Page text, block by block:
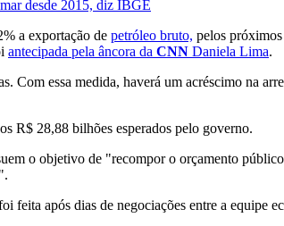
desde 2015, diz IBGE
a exportação de petróleo bruto, pelos
antecipada pela âncora da CNN Daniela Lima.
Com essa medida, haverá um acréscimo na
R$ 28,88 bilhões esperados pelo governo.
o objetivo de "recompor o orçamento
feita após dias de negociações entre a equipe